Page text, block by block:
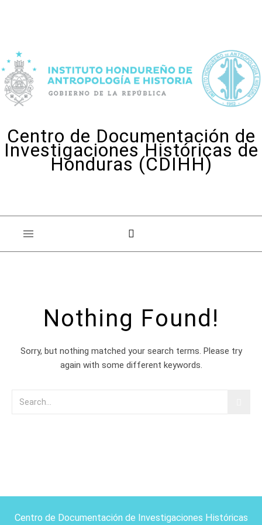
Centro de Documentación de
Investigaciones Históricas de
Honduras (CDIHH)
Nothing Found!
Sorry, but nothing matched your search terms. Please try
again with some different keywords.
Centro de Documentación de Investigaciones Históricas